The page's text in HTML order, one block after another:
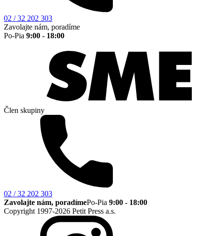
02 / 32 202 303
Zavolajte nám, poradíme
Po-Pia 9:00 - 18:00
Člen skupiny
02 / 32 202 303
Zavolajte nám, poradímePo-Pia 9:00 - 18:00
Copyright 1997-2026 Petit Press a.s.